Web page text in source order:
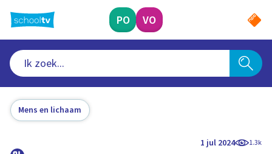
naar
hoofdinhoud
PO VO
Mens en lichaam
1 jul 2024 1.3k